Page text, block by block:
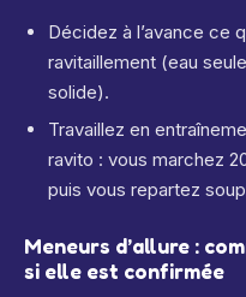
Décidez à l’avance ce
ravitaillement (eau
solide).
Travaillez en
ravito : vous marchez
puis vous repartez
Meneurs d’allure :
si elle est confirmée